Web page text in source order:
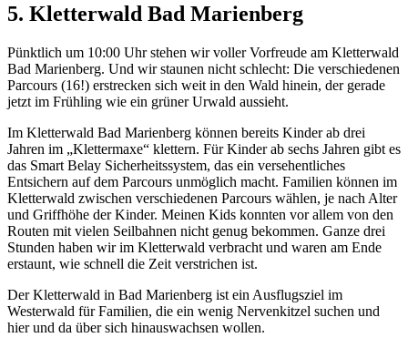
5. Kletterwald Bad Marienberg
Pünktlich um 10:00 Uhr stehen wir voller Vorfreude am Kletterwald
Bad Marienberg. Und wir staunen nicht schlecht: Die verschiedenen
Parcours (16!) erstrecken sich weit in den Wald hinein, der gerade
jetzt im Frühling wie ein grüner Urwald aussieht.
Im Kletterwald Bad Marienberg können bereits Kinder ab drei
Jahren im „Klettermaxe“ klettern. Für Kinder ab sechs Jahren gibt es
das Smart Belay Sicherheitssystem, das ein versehentliches
Entsichern auf dem Parcours unmöglich macht. Familien können im
Kletterwald zwischen verschiedenen Parcours wählen, je nach Alter
und Griffhöhe der Kinder. Meinen Kids konnten vor allem von den
Routen mit vielen Seilbahnen nicht genug bekommen. Ganze drei
Stunden haben wir im Kletterwald verbracht und waren am Ende
erstaunt, wie schnell die Zeit verstrichen ist.
Der Kletterwald in Bad Marienberg ist ein Ausflugsziel im
Westerwald für Familien, die ein wenig Nervenkitzel suchen und
hier und da über sich hinauswachsen wollen.